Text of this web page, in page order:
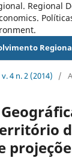
Regional
v. 4 n. 2 (2014) /